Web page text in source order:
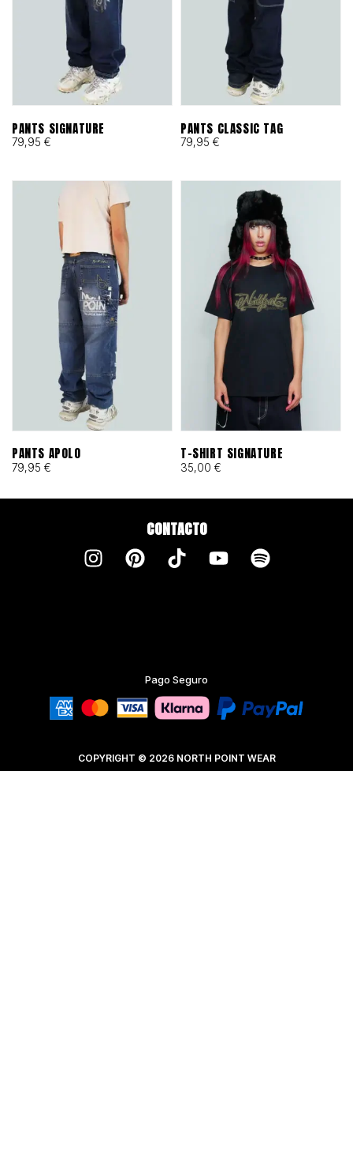
PANTS SIGNATURE
79,95 €
PANTS CLASSIC TAG
79,95 €
PANTS APOLO
79,95 €
T-SHIRT SIGNATURE
35,00 €
CONTACTO
Pago Seguro
COPYRIGHT © 2026 NORTH POINT WEAR